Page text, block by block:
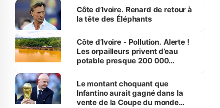
Côte d’Ivoire. Renard de retour à
la tête des Éléphants
Côte d’Ivoire - Pollution. Alerte !
Les orpailleurs privent d’eau
potable presque 200 000
Le montant choquant que
Infantino aurait gagné dans la
vente de la Coupe du monde